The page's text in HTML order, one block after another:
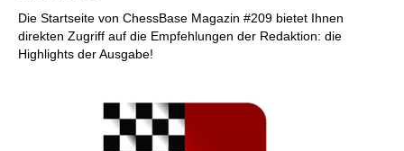
Die Startseite von ChessBase Magazin #209 bietet Ihnen
direkten Zugriff auf die Empfehlungen der Redaktion: die
Highlights der Ausgabe!